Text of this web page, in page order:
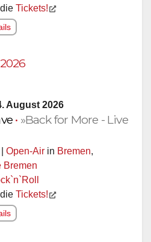
Tickets!
August 2026
• »Back for More - Live
Open-Air in Bremen,
Bremen
Tickets!